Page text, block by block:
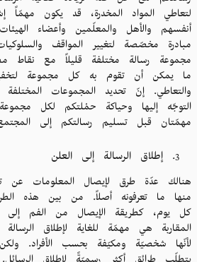
لتعاطي المواد المخدرة، قد يكون مهمّاً
أنفسهم والأهل والمعلّمين وأعضاء
مبادرة مخصّصة لتغيير المواقف
مجموعة رسالة مختلفة قليلاً مع نقاط
ما يمكن أن تقوم به كل مجموعة
والتعاطي. إنّ تحديد المجموعات المختلفة
التوجّه إليها وحياكة حمْلتكم لكل
مهمّتان قبل تسليم رسالتكم إلى
إطلاق الرسالة إلى العلن
هنالك عدّة طرق لإيصال المعلومات عن
منها ما تعرفونه أصلاً. من بين هذه
كل يوم، كطريقة الإيصال من الفم إلى
المقاربة هي مهمّة للغاية لإطلاق الرسالة
لأنّها شخصيّة ومكيّفة بحسب الأفراد.